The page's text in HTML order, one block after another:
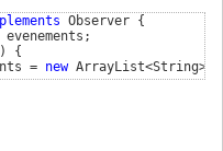
Observer {
)
{
= new ArrayList<String>